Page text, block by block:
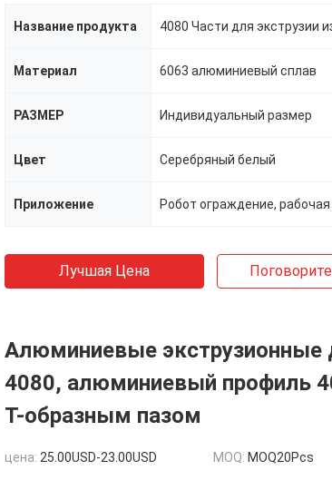
Название продукта 4080 Части для экструзии
Материал 6063 алюминиевый сплав
РАЗМЕР Индивидуальный размер
Цвет Серебряный белый
Приложение
Лучшая Цена
Алюминиевые экструзионные
4080, алюминиевый профиль
Т-образным пазом
цена: 25.00USD-23.00USD MOQ: MOQ20Pcs